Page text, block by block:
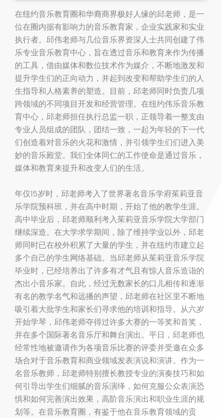
在纽约音乐教育圈和华裔商界极好人缘的邱老师，是一
位在圈内据有影响力的音乐教育家，企业实践家和实业
执行者。邱伟老师与几位音乐界资深人士共同创建了伟
乐专业音乐教育中心，旨在透过音乐和教育来作为传播
的工具，借由媒体和数位技术作为媒介，不断地激发和
提升学生们的正向动力，并起到改变和帮助学生们的人
生指导和人格素养的塑造。目前，邱老师同时负责几项
跨领域的不同项目开发和经营管理。在纽约伟乐音乐教
育中心，邱老师担任执行总监一职，正领导着一整支由
专业人员组成的团队，团结一致，一起为年轻的下一代
们创造着对音乐的火花和激情，并引领学生们们进入美
妙的音乐殿堂。我们全体同仁的工作使命是通过音乐，
媒体和教育来提升和改变人们的生活。
年仅15岁时，邱老师考入了世界著名音乐学府茱莉亚音
乐学院预科班，并在高中时期，开始了他的教学生涯。
高中毕业后，邱老师顺利考入茱莉亚音乐学院大学部门
继续深造。在大学求学期间，除了维持学业以外，邱老
师同时已在校外积累了大量的学生，并在纽约市建立起
多个自己的学生网络基础。当邱老师从茱莉亚音乐学院
毕业时，已经培养出了许多有才气且有惊人音乐造诣的
杰出小音乐家。自此，经过无数家长的口儿相传和逐渐
有名的教学名气和远播的声望，邱老师在社区里不断地
吸引着大批学生和家长们寻求他的培训和指导。从六岁
开始学琴，邱伟老师夺得过许多大赛的一等奖和首奖，
并在多个国际著名音乐厅和舞台演出。平日，邱老师也
经常性地被邀请作为各项音乐比赛的评委并受邀在众多
场合对于音乐教育和商业领域发表演说和演讲。作为一
名音乐教师，邱老师特别擅长教授专业的演奏技巧和如
何引导出学生们细腻的音乐演绎，如何克服公众表演恐
惧和如何完善演出效果，高阶音乐演出和职业生涯的规
划等。在音乐教育圈，有鉴于他在音乐教育领域的贡